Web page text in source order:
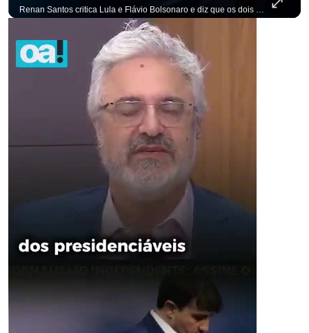
Renan Santos critica Lula e Flávio Bolsonaro e diz que os dois são lados da mesma moeda. #OAntagonista Se você busca informação com credibilidade, inscreva-se agora e ative o